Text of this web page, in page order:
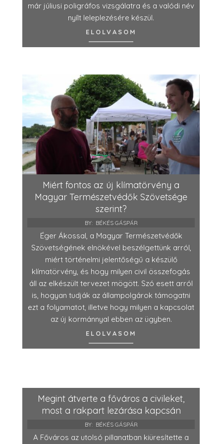
már júliusi poligráfos vizsgálatra és a valódi név
nyílt leleplezésére készül.
ELOLVASOM
Miért fontos az új klímatörvény a
Magyar Természetvédők Szövetsége
szerint?
BY: BÉKÉS GÁSPÁR
Éger Ákossal, a Magyar Természetvédők
Szövetségének elnökével beszélgettünk arról,
miért történelmi jelentőségű a készülő
klímatörvény, és hogy milyen civil összefogás
áll az elkészült tervezet mögött. Szó esett arról
is, hogyan tudják az állampolgárok támogatni
ezt a folyamatot, illetve hogy milyen a kapcsolat
az új kormánnyal ebben az ügyben.
ELOLVASOM
Megint átverte a főváros a civileket,
most a rakpart lezárása kapcsán
BY: BÉKÉS GÁSPÁR
A Főváros az utolsó pillanatban kiüresítette a